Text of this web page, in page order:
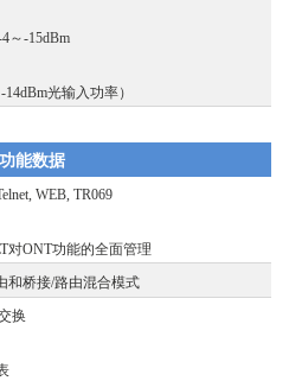
～-15dBm
光输入功率）
功能数据
WEB, TR069
对ONT功能的全面管理
和桥接/路由混合模式
换